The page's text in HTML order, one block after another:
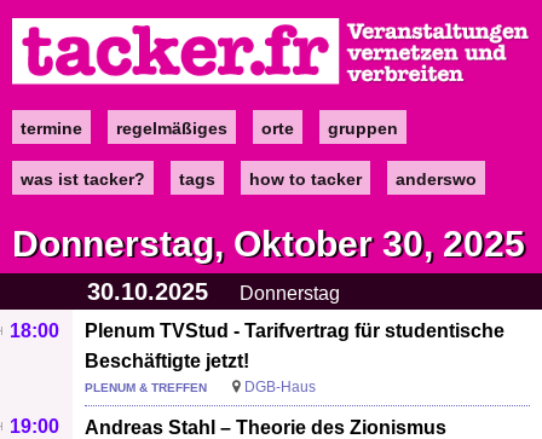
zum
Inhalt
Maintermine regelmäßiges orte gruppen
was ist tacker? tags how to tacker anderswo
Donnerstag, Oktober 30, 2025
30.10.2025
Donnerstag
Plenum TVStud - Tarifvertrag für studentische
Beschäftigte jetzt!
18:00
PLENUM & TREFFEN DGB-Haus
Andreas Stahl – Theorie des Zionismus
19:00